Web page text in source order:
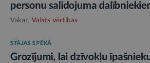
personu salidojuma
Vakar, Valsts vērtības
STĀJAS SPĒKĀ
Grozījumi, lai dzīvokļu